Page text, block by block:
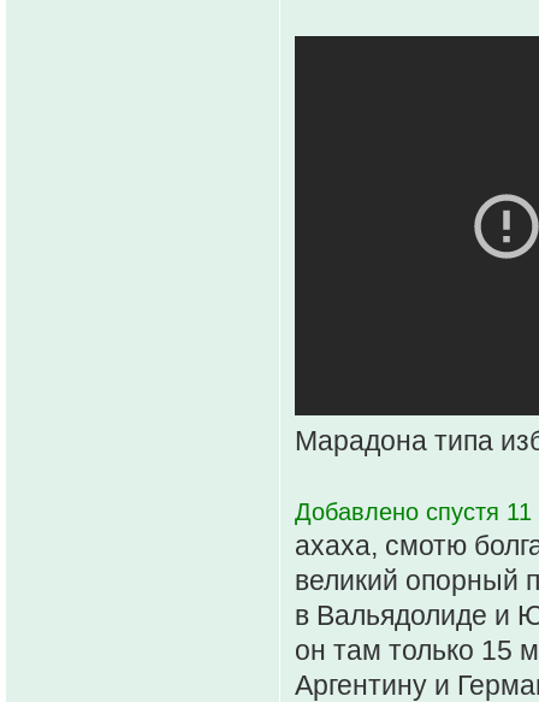
Марадона типа
Добавлено спустя
ахаха, смотю
великий опорный
в Вальядолиде и
он там только 15
Аргентину и